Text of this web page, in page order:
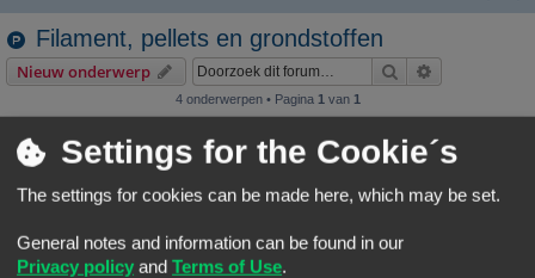
Filament, pellets en grondstoffen
Nieuw onderwerp Zoek
4 onderwerpen • Pagina 1 van 1
Onderwerpen
Filamentrollen bewaren
Laatste bericht door Johang «22/01/25, 15:57
Moeilijk filament (qua bed adhesie)
Settings for the Cookie´s
The settings for cookies can be made here, which may be set.
General notes and information can be found in our
Privacy policy and Terms of Use.